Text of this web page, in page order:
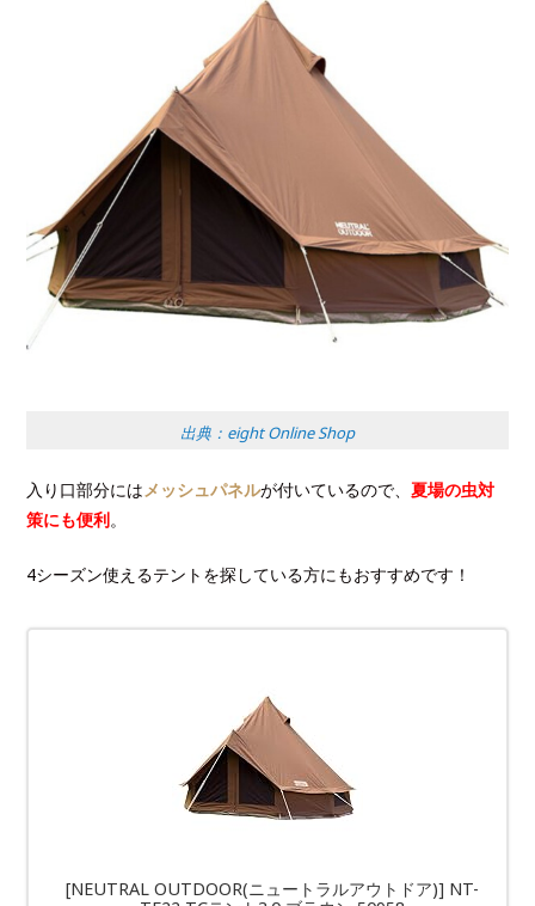
出典：eight Online Shop
入り口部分にはメッシュパネルが付いているので、夏場の虫対
策にも便利。
4シーズン使えるテントを探している方にもおすすめです！
[NEUTRAL OUTDOOR(ニュートラルアウトドア)] NT-